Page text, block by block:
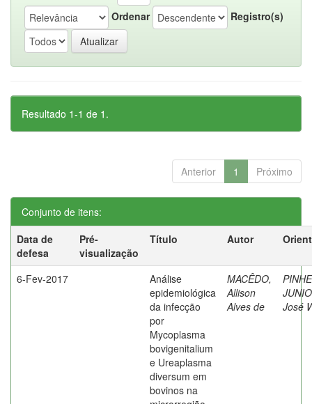
Ordenar
Registro(s)
Resultado 1-1 de 1.
Anterior 1 Próximo
Conjunto de itens:
Data de
defesa
Pré-
visualização
Título Autor
6-Fev-2017
Análise
epidemiológica
da infecção
por
Mycoplasma
bovigenitalium
e Ureaplasma
diversum em
bovinos na
MACÊDO,
Allison
Alves de
José